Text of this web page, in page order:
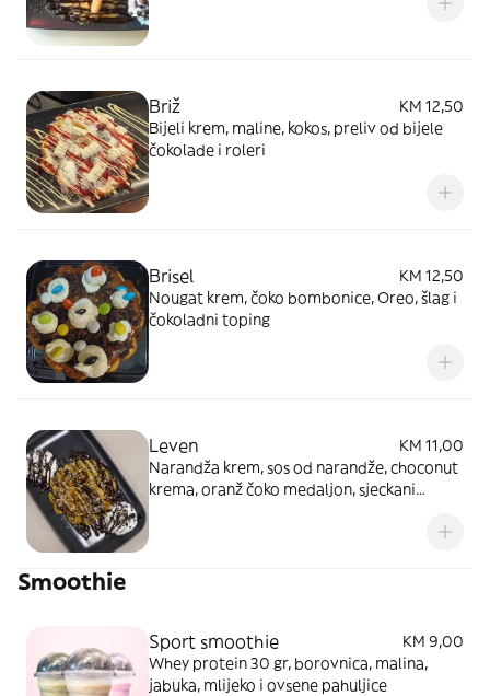
Briž
KM 12,50
Bijeli krem, maline, kokos, preliv od bijele
čokolade i roleri
Brisel
KM 12,50
Nougat krem, čoko bombonice, Oreo, šlag i
čokoladni toping
Leven
KM 11,00
Narandža krem, sos od narandže, choconut
krema, oranž čoko medaljon, sjeckani
Smoothie
Sport smoothie
KM 9,00
Whey protein 30 gr, borovnica, malina,
jabuka, mlijeko i ovsene pahuljice